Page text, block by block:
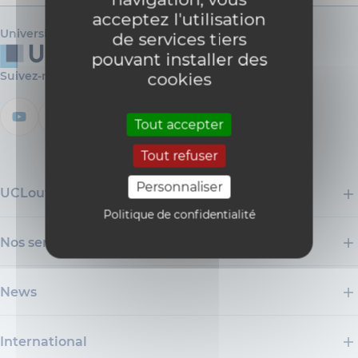
acceptez l'utilisation
de services tiers
pouvant installer des
cookies
Tout accepter
Tout refuser
Personnaliser
Politique de confidentialité
Université catholique de Louvain
Suivez-nous
UCLouvain
Nos services
News
International